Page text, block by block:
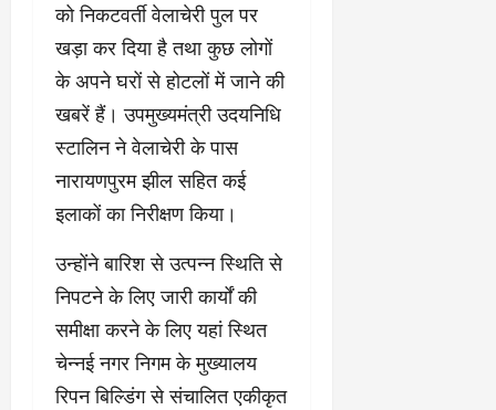
को निकटवर्ती वेलाचेरी पुल पर
खड़ा कर दिया है तथा कुछ लोगों
के अपने घरों से होटलों में जाने की
खबरें हैं। उपमुख्यमंत्री उदयनिधि
स्टालिन ने वेलाचेरी के पास
नारायणपुरम झील सहित कई
इलाकों का निरीक्षण किया।
उन्होंने बारिश से उत्पन्न स्थिति से
निपटने के लिए जारी कार्यों की
समीक्षा करने के लिए यहां स्थित
चेन्नई नगर निगम के मुख्यालय
रिपन बिल्डिंग से संचालित एकीकृत